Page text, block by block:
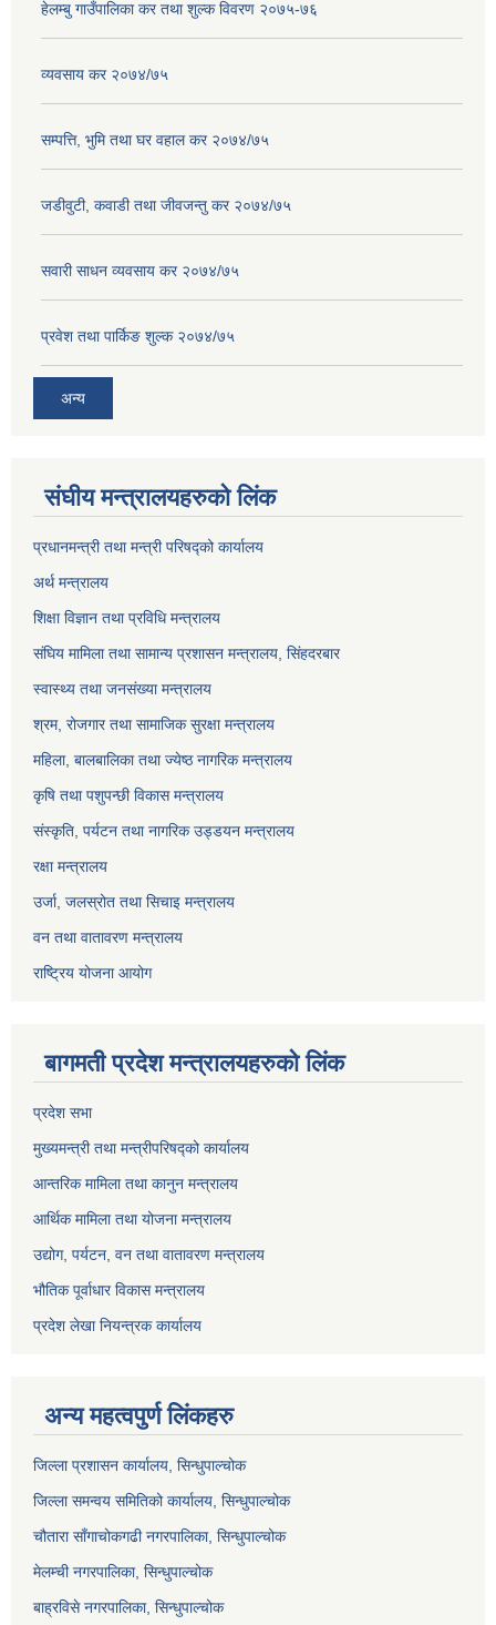
हेलम्बु गाउँपालिका कर तथा शुल्क विवरण २०७५-७६
व्यवसाय कर २०७४/७५
सम्पत्ति, भुमि तथा घर वहाल कर २०७४/७५
जडीवुटी, कवाडी तथा जीवजन्तु कर २०७४/७५
सवारी साधन व्यवसाय कर २०७४/७५
प्रवेश तथा पार्किङ शुल्क २०७४/७५
अन्य
संघीय मन्त्रालयहरुको लिंक
प्रधानमन्त्री तथा मन्त्री परिषद्को कार्यालय
अर्थ मन्त्रालय
शिक्षा विज्ञान तथा प्रविधि मन्त्रालय
संघिय मामिला तथा सामान्य प्रशासन मन्त्रालय, सिंहदरबार
स्वास्थ्य तथा जनसंख्या मन्त्रालय
श्रम, रोजगार तथा सामाजिक सुरक्षा मन्त्रालय
महिला, बालबालिका तथा ज्येष्ठ नागरिक मन्त्रालय
कृषि तथा पशुपन्छी विकास मन्त्रालय
संस्कृति, पर्यटन तथा नागरिक उड्डयन मन्त्रालय
रक्षा मन्त्रालय
उर्जा, जलस्रोत तथा सिचाइ मन्त्रालय
वन तथा वातावरण मन्त्रालय
राष्ट्रिय योजना आयोग
बागमती प्रदेश मन्त्रालयहरुको लिंक
प्रदेश सभा
मुख्यमन्त्री तथा मन्त्रीपरिषद्को कार्यालय
आन्तरिक मामिला तथा कानुन मन्त्रालय
आर्थिक मामिला तथा योजना मन्त्रालय
उद्योग, पर्यटन, वन तथा वातावरण मन्त्रालय
भौतिक पूर्वाधार विकास मन्त्रालय
प्रदेश लेखा नियन्त्रक कार्यालय
अन्य महत्वपुर्ण लिंकहरु
जिल्ला प्रशासन कार्यालय, सिन्धुपाल्चोक
जिल्ला समन्वय समितिको कार्यालय, सिन्धुपाल्चोक
चौतारा साँगाचोकगढी नगरपालिका, सिन्धुपाल्चोक
मेलम्ची नगरपालिका, सिन्धुपाल्चोक
बाह्रविसे नगरपालिका, सिन्धुपाल्चोक